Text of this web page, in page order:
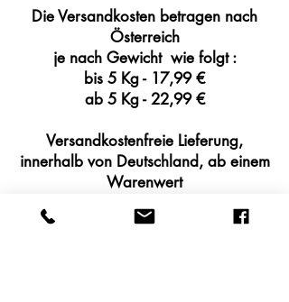
Die Versandkosten betragen nach
Österreich
je nach Gewicht wie folgt :
bis 5 Kg - 17,99 €
ab 5 Kg - 22,99 €
Versandkostenfreie Lieferung,
innerhalb von Deutschland, ab einem
Warenwert